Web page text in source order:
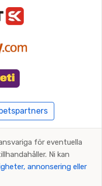
för eventuella
Ni kan
annonsering eller